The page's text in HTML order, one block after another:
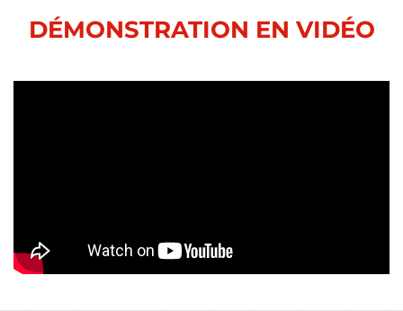
DÉMONSTRATION EN VIDÉO